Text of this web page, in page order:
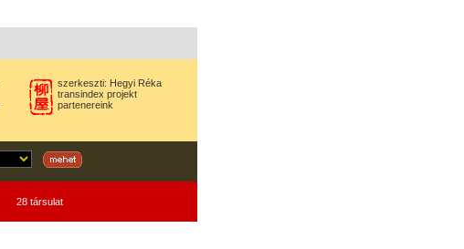
szerkeszti: Hegyi Réka
transindex projekt
partenereink
28 társulat